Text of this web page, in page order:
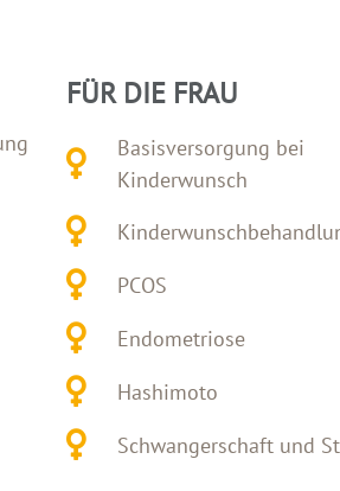
FÜR DIE FRAU
Basisversorgung bei
Kinderwunsch
PCOS
Endometriose
Hashimoto
Schwangerschaft und